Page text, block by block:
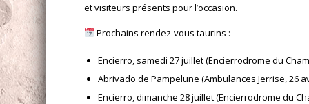
et visiteurs présents pour l’occasion.
Prochains rendez-vous taurins :
Encierro, samedi 27 juillet (Encierrodrome du
Abrivado de Pampelune (Ambulances Jerrise, 26
Encierro, dimanche 28 juillet (Encierrodrome du